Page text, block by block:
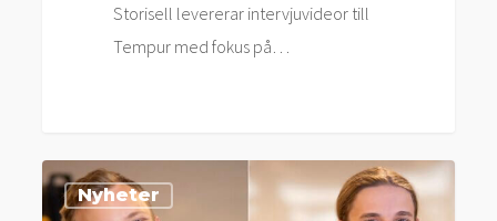
Storisell levererar intervjuvideor till
Tempur med fokus på…
Sigge
Fabiansson
Nyheter